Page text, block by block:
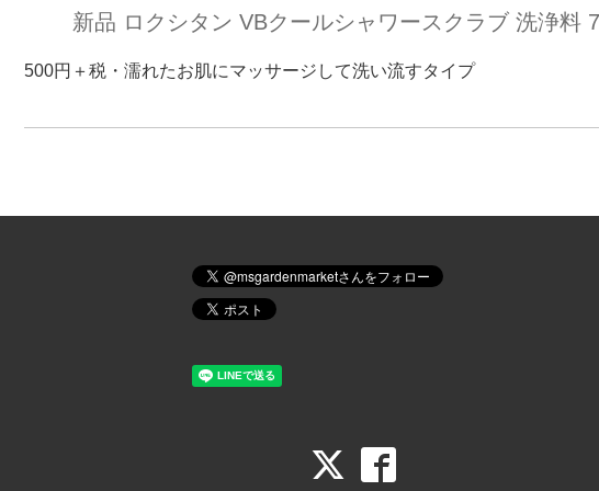
新品 ロクシタン VBクールシャワースクラブ 洗浄料
500円＋税・濡れたお肌にマッサージして洗い流すタイプ